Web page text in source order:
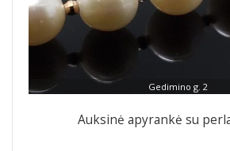
Gedimino g. 2
Auksinė apyrankė su